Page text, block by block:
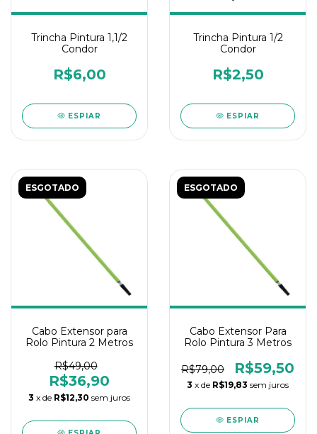
Trincha Pintura 1,1/2
Condor
R$6,00
ESPIAR
Trincha Pintura 1/2
Condor
R$2,50
ESPIAR
ESGOTADO
Cabo Extensor para
Rolo Pintura 2 Metros
R$49,00
R$36,90
3 x de R$12,30 sem juros
ESGOTADO
Cabo Extensor Para
Rolo Pintura 3 Metros
R$79,00 R$59,50
3 x de R$19,83 sem juros
ESPIAR